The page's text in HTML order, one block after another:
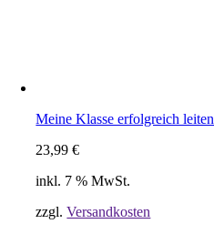
Meine Klasse erfolgreich leiten
23,99€
inkl. 7 % MwSt.
zzgl.Versandkosten